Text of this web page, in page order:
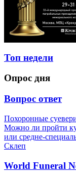
Топ недели
Опрос дня
Вопрос ответ
Похоронные
Можно ли пройти
или средне-
Склеп
World Funeral